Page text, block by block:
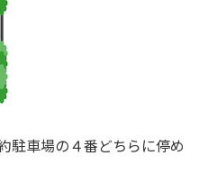
駐車場の４番どちらに停め